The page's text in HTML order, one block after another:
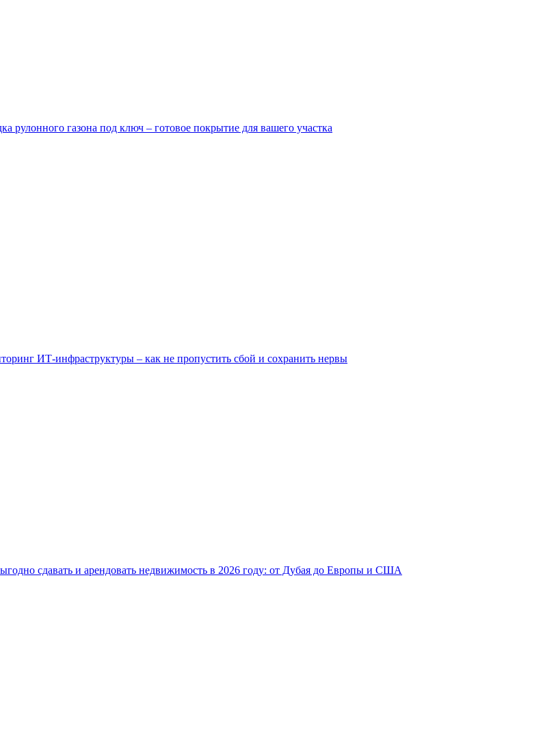
рулонного газона под ключ – готовое покрытие для вашего участка
ИТ-инфраструктуры – как не пропустить сбой и сохранить нервы
сдавать и арендовать недвижимость в 2026 году: от Дубая до Европы и США